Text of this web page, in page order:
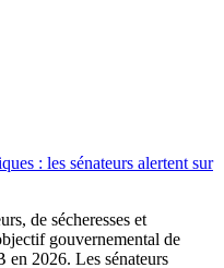
: les sénateurs alertent sur
de sécheresses et
gouvernemental de
2026. Les sénateurs